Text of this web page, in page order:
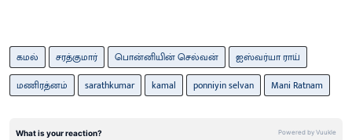
கமல் சரத்குமார் பொன்னியின் செல்வன்
ஐஸ்வர்யா ராய்
மணிரத்னம்
sarathkumar kamal ponniyin selvan Mani Ratnam